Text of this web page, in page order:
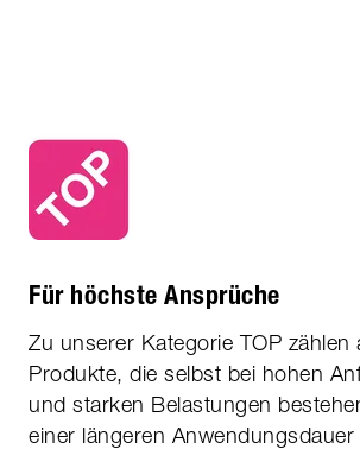
Für höchste Ansprüche
Zu unserer Kategorie TOP zählen
Produkte, die selbst bei hohen
und starken Belastungen
einer längeren Anwendungsdauer